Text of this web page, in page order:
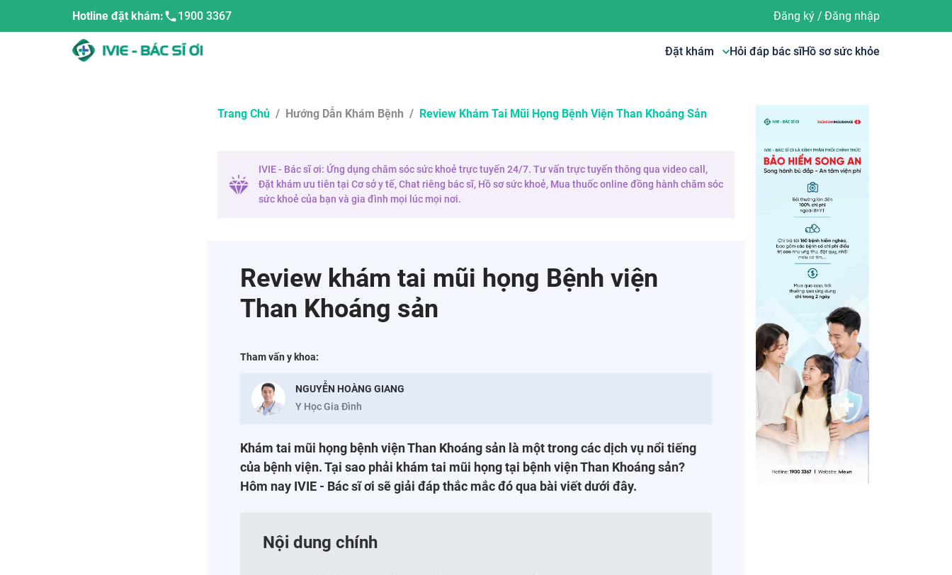
Hotline đặt khám: 1900 3367 Đăng ký/ Đăng nhập
Đặt khám Hỏi đáp bác sĩHồ sơ sức khỏe
Trang Chủ / Hướng Dẫn Khám Bệnh / Review Khám Tai Mũi Họng Bệnh Viện Than Khoáng Sản
IVIE - Bác sĩ ơi: Ứng dụng chăm sóc sức khoẻ trực tuyến 24/7. Tư vấn trực tuyến thông qua video call,
Đặt khám ưu tiên tại Cơ sở y tế, Chat riêng bác sĩ, Hồ sơ sức khoẻ, Mua thuốc online đồng hành chăm sóc
sức khoẻ của bạn và gia đình mọi lúc mọi nơi.
Review khám tai mũi họng Bệnh viện
Than Khoáng sản
Tham vấn y khoa:
NGUYỄN HOÀNG GIANG
Y Học Gia Đình
Khám tai mũi họng bệnh viện Than Khoáng sản là một trong các dịch vụ nổi tiếng
của bệnh viện. Tại sao phải khám tai mũi họng tại bệnh viện Than Khoáng sản?
Hôm nay IVIE - Bác sĩ ơi sẽ giải đáp thắc mắc đó qua bài viết dưới đây.
Nội dung chính